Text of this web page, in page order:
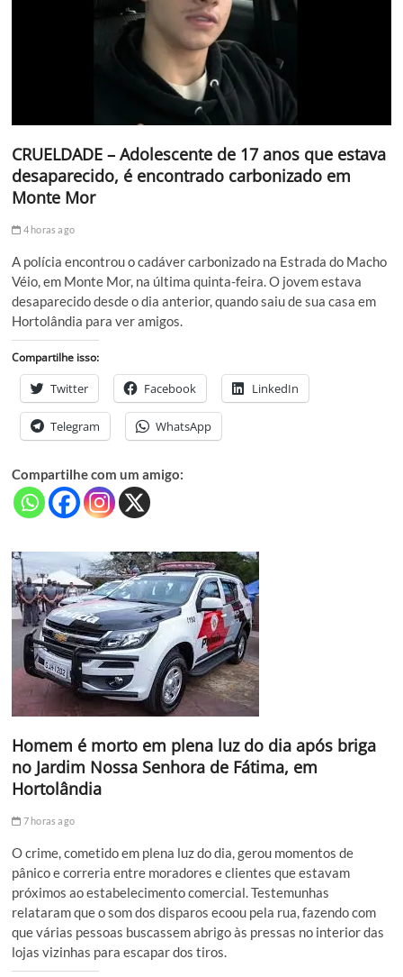
CRUELDADE – Adolescente de 17 anos que estava
desaparecido, é encontrado carbonizado em
Monte Mor
4 horas ago
A polícia encontrou o cadáver carbonizado na Estrada do Macho
Véio, em Monte Mor, na última quinta-feira. O jovem estava
desaparecido desde o dia anterior, quando saiu de sua casa em
Hortolândia para ver amigos.
Compartilhe isso:
Twitter Facebook LinkedIn
Telegram WhatsApp
Compartilhe com um amigo:
Homem é morto em plena luz do dia após briga
no Jardim Nossa Senhora de Fátima, em
Hortolândia
7 horas ago
O crime, cometido em plena luz do dia, gerou momentos de
pânico e correria entre moradores e clientes que estavam
próximos ao estabelecimento comercial. Testemunhas
relataram que o som dos disparos ecoou pela rua, fazendo com
que várias pessoas buscassem abrigo às pressas no interior das
lojas vizinhas para escapar dos tiros.